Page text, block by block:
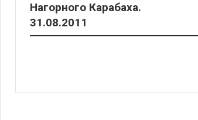
Нагорного Карабаха.
31.08.2011